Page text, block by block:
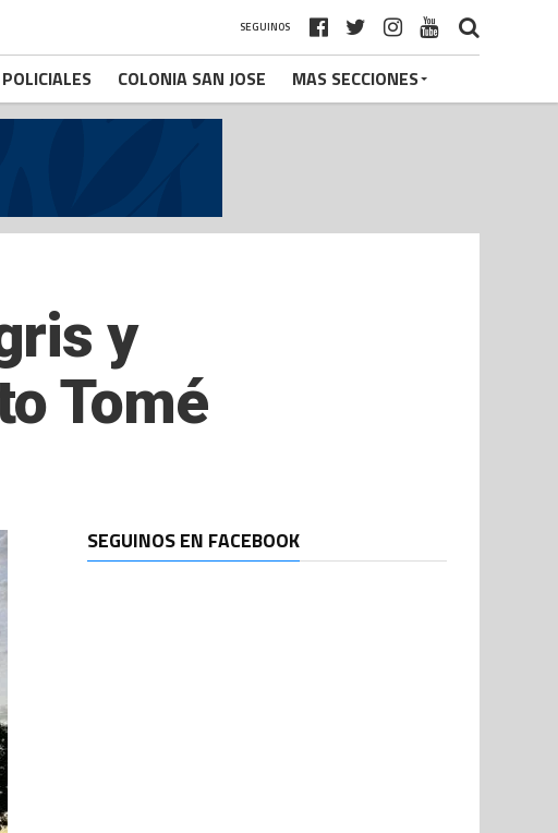
SEGUINOS
POLICIALES COLONIA SAN JOSE MAS SECCIONES
y
Tomé
SEGUINOS EN FACEBOOK